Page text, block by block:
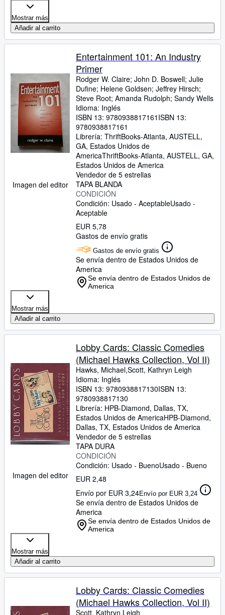
Mostrar más
Añadir al carrito
Imagen del editor
Entertainment 101: An Industry
Primer
Rodger W. Claire; John D. Boswell; Julie
Dufine; Helene Goldsen; Jeffrey Hirsch;
Steve Root; Amanda Rudolph; Sandy Wells
Idioma: Inglés
ISBN 13: 9780938817161 ISBN 13:
9780938817161
Librería: ThriftBooks-Atlanta, AUSTELL,
GA, Estados Unidos de
AmericaThriftBooks-Atlanta, AUSTELL, GA,
Estados Unidos de America
Vendedor de 5 estrellas
TAPA BLANDA
CONDICIÓN
Condición: Usado - AceptableUsado -
Aceptable
EUR 5,78
Gastos de envío gratis
Gastos de envío gratis
Se envía dentro de Estados Unidos de
America
Se envía dentro de Estados Unidos de
America
Mostrar más
Añadir al carrito
Imagen del editor
Lobby Cards: Classic Comedies
(Michael Hawks Collection, Vol II)
Hawks, Michael,Scott, Kathryn Leigh
Idioma: Inglés
ISBN 13: 9780938817130ISBN 13:
9780938817130
Librería: HPB-Diamond, Dallas, TX,
Estados Unidos de AmericaHPB-Diamond,
Dallas, TX, Estados Unidos de America
Vendedor de 5 estrellas
TAPA DURA
CONDICIÓN
Condición: Usado - BuenoUsado - Bueno
EUR 2,48
Envío por EUR 3,24Envío por EUR 3,24
Se envía dentro de Estados Unidos de
America
Se envía dentro de Estados Unidos de
America
Mostrar más
Añadir al carrito
Lobby Cards: Classic Comedies
(Michael Hawks Collection, Vol II)
Scott, Kathryn Leigh